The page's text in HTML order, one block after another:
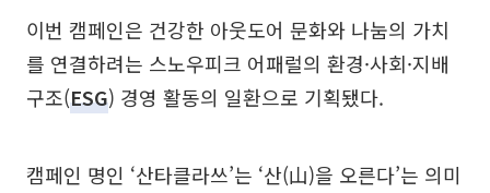
이번 캠페인은 건강한 아웃도어 문화와 나눔의 가치
를 연결하려는 스노우피크 어패럴의 환경·사회·지배
구조(ESG) 경영 활동의 일환으로 기획됐다.
캠페인 명인 ‘산타클라쓰’는 ‘산(山)을 오른다’는 의미